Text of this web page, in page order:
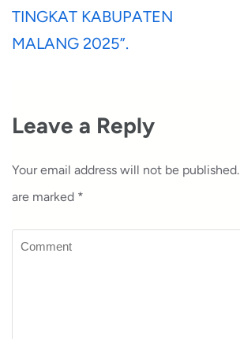
TINGKAT KABUPATEN
MALANG 2025”.
Leave a Reply
Your email address will not be published.
are marked *
Comment